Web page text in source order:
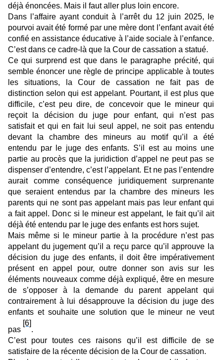
déjà énoncées. Mais il faut aller plus loin encore.
Dans l’affaire ayant conduit à l’arrêt du 12 juin 2025, le
pourvoi avait été formé par une mère dont l’enfant avait été
confié en assistance éducative à l’aide sociale à l’enfance.
C’est dans ce cadre-là que la Cour de cassation a statué.
Ce qui surprend est que dans le paragraphe précité, qui
semble énoncer une règle de principe applicable à toutes
les situations, la Cour de cassation ne fait pas de
distinction selon qui est appelant. Pourtant, il est plus que
difficile, c’est peu dire, de concevoir que le mineur qui
reçoit la décision du juge pour enfant, qui n’est pas
satisfait et qui en fait lui seul appel, ne soit pas entendu
devant la chambre des mineurs au motif qu’il a été
entendu par le juge des enfants. S’il est au moins une
partie au procès que la juridiction d’appel ne peut pas se
dispenser d’entendre, c’est l’appelant. Et ne pas l’entendre
aurait comme conséquence juridiquement surprenante
que seraient entendus par la chambre des mineurs les
parents qui ne sont pas appelant mais pas leur enfant qui
a fait appel. Donc si le mineur est appelant, le fait qu’il ait
déjà été entendu par le juge des enfants est hors sujet.
Mais même si le mineur partie à la procédure n’est pas
appelant du jugement qu’il a reçu parce qu’il approuve la
décision du juge des enfants, il doit être impérativement
présent en appel pour, outre donner son avis sur les
éléments nouveaux comme déjà expliqué, être en mesure
de s’opposer à la demande du parent appelant qui
contrairement à lui désapprouve la décision du juge des
enfants et souhaite une solution que le mineur ne veut
pas
[6]
.
C’est pour toutes ces raisons qu’il est difficile de se
satisfaire de la récente décision de la Cour de cassation.